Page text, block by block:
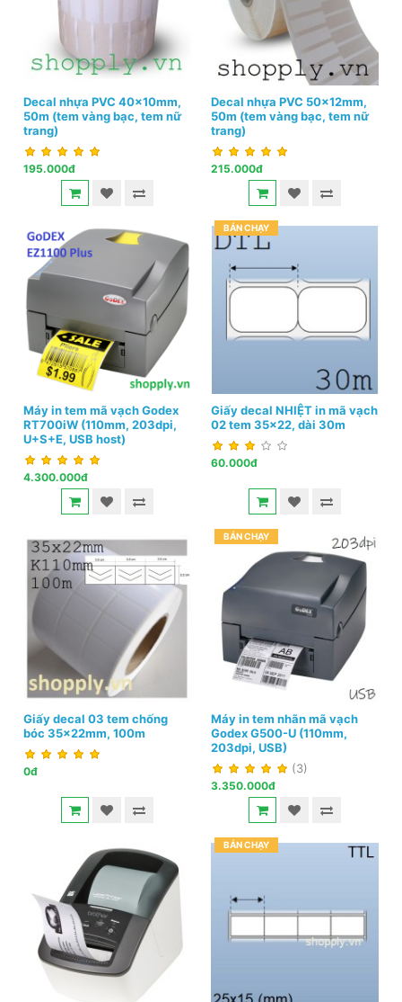
Decal nhựa PVC 40x10mm,
50m (tem vàng bạc, tem nữ
trang)
195.000đ
Decal nhựa PVC 50x12mm,
50m (tem vàng bạc, tem nữ
trang)
215.000đ
Máy in tem mã vạch Godex
RT700iW (110mm, 203dpi,
U+S+E, USB host)
4.300.000đ
BÁN CHẠY
Giấy decal NHIỆT in mã vạch
02 tem 35x22, dài 30m
60.000đ
Giấy decal 03 tem chống
bóc 35x22mm, 100m
0đ
BÁN CHẠY
Máy in tem nhãn mã vạch
Godex G500-U (110mm,
203dpi, USB)
(3)
3.350.000đ
BÁN CHẠY